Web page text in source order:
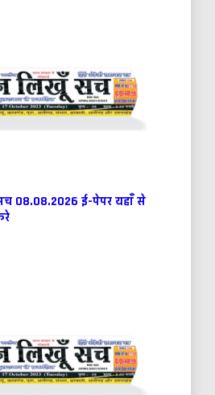
08.08.2026 ई-पेपर यहाँ से